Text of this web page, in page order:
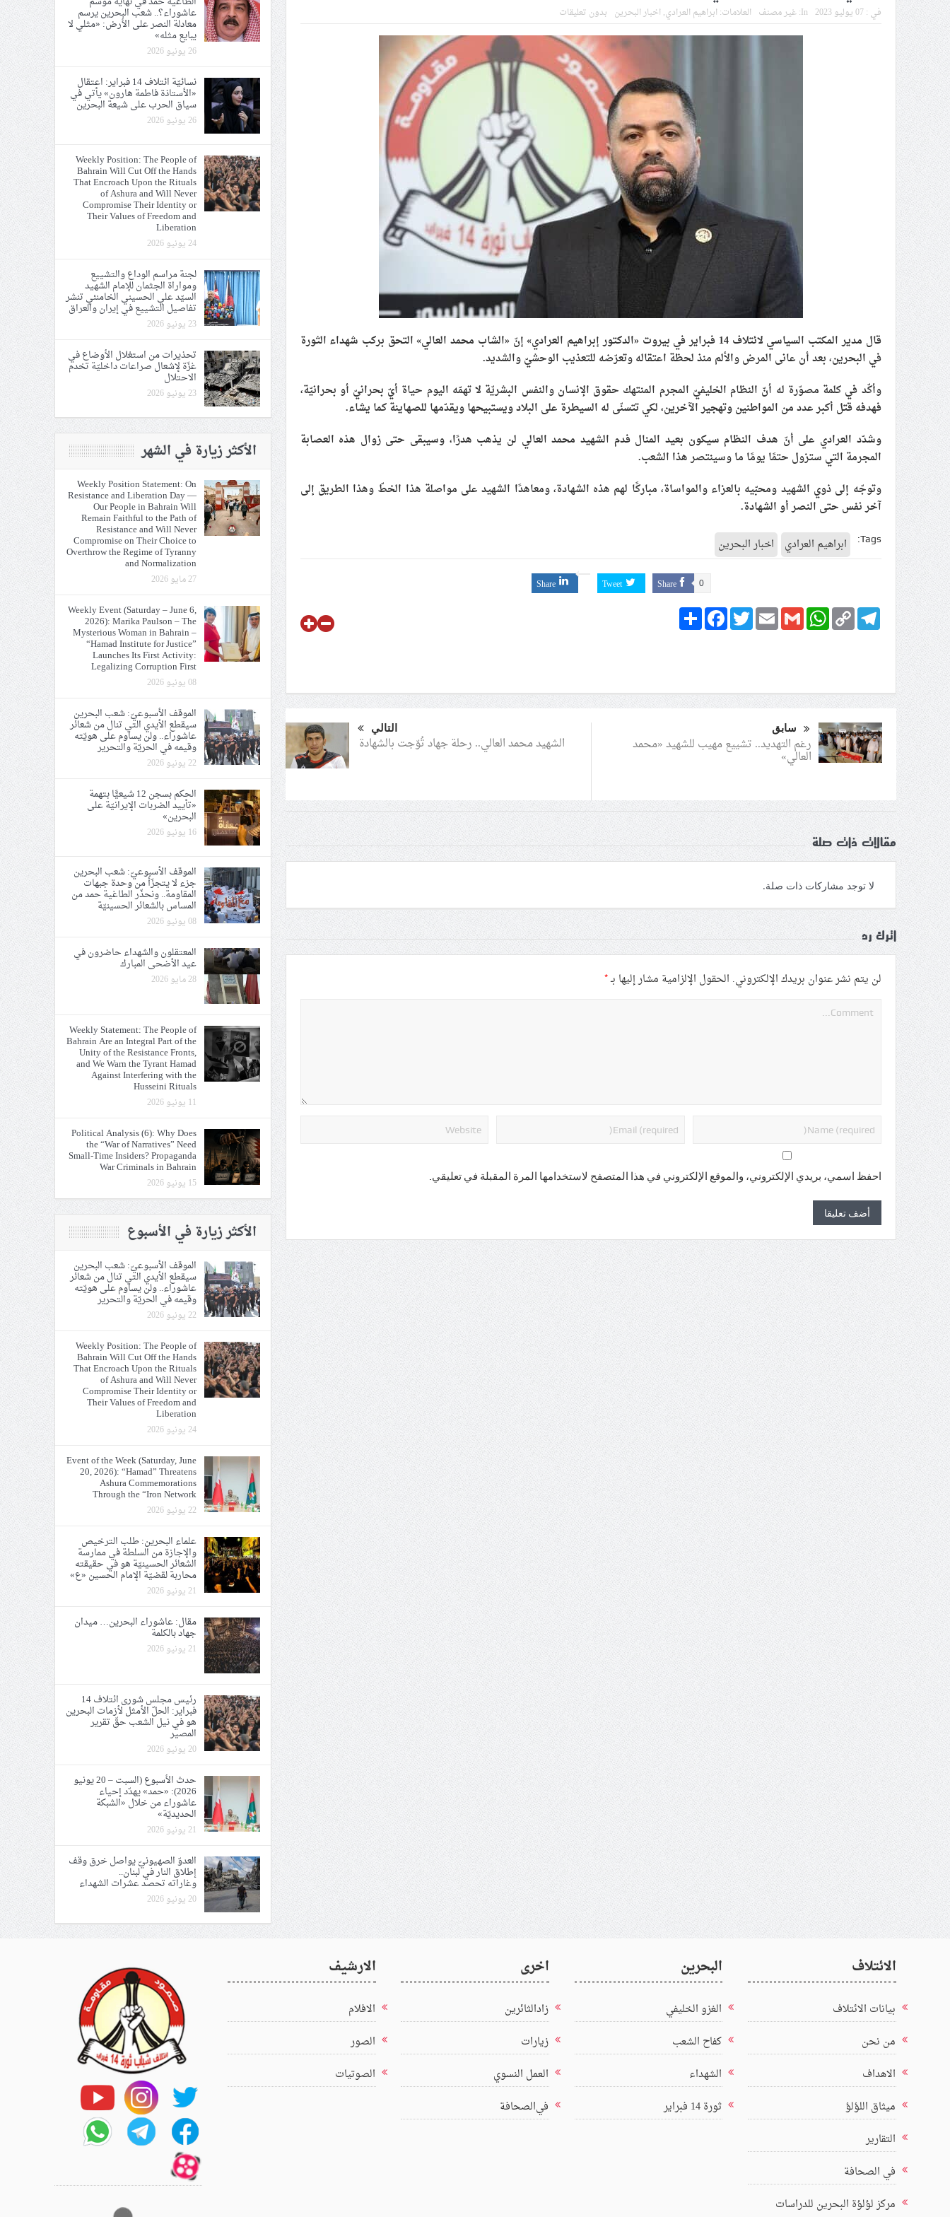
55 مأتمًا وحسينيّة يعترضون على الإجراءات القمعيّة للنظام في موسم عاشوراء
النظام الخليفيّ يدسّ عيونه بين المشاركين في مواكب العزاء ويعتقل العشرات من الشبّان
الموقف الأسبوعيّ: شعب البحرين سيقطع الأيدي التي تنال من شعائر عاشوراء.. ولن يساوم على هويّته وقيمه في الحريّة والتحرير
مقال: عاشوراء البحرين… ميدان جهاد بالكلمة
الفقيه القائد قاسم: لن تقتلوا الحسين.. إنّ الحسين سيقتل طاغوتيّتكم
التحليل السياسيّ (8): ماذا سيقول الطاغية حمد في نهاية موسم عاشوراء؟.. شعب البحرين يرسم معادلة النصر على الأرض: «مثلي لا يبايع
في :07 يوليو 2023 In: غير مصنف العلامات: ابراهيم العرادي, اخبار البحرين بدون تعليقات
قال مدير المكتب السياسي لائتلاف 14 فبراير في بيروت «الدكتور إبراهيم العرادي» إنّ «الشاب محمد العالي» التحق بركب شهداء الثورة
في البحرين، بعد أن عانى المرض والألم منذ لحظة اعتقاله وتعرّضه للتعذيب الوحشيّ والشديد.
وأكّد في كلمة مصوّرة له أنّ النظام الخليفيّ المجرم المنتهك حقوق الإنسان والنفس البشريّة لا تهمّه اليوم حياة أيّ بحرانيّ أو بحرانيّة،
فهدفه قتل أكبر عدد من المواطنين وتهجير الآخرين، لكي تتسنّى له السيطرة على البلاد ويستبيحها ويقدّمها للصهاينة كما يشاء.
وشدّد العرادي على أنّ هدف النظام سيكون بعيد المنال فدم الشهيد محمد العالي لن يذهب هدرًا، وسيبقى حتى زوال هذه العصابة
المجرمة التي ستزول حتمًا يومًا ما وسينتصر هذا الشعب.
وتوجّه إلى ذوي الشهيد ومحبّيه بالعزاء والمواساة، مباركًا لهم هذه الشهادة، ومعاهدًا الشهيد على مواصلة هذا الخطّ وهذا الطريق إلى
آخر نفس حتى النصر أو الشهادة.
Tags: ابراهيم العرادي اخبار البحرين
Share 0
Tweet
Share
Share
FacebookTwitterEmailGmail
WhatsApp Copy
Link
Telegram
سابق
رغم التهديد.. تشييع مهيب للشهيد «محمد
العالي»
التالي
الشهيد محمد العالي.. رحلة جهاد تُوّجت بالشهادة
مقالات ذات صلة
لا توجد مشاركات ذات صلة.
اترك رد
لن يتم نشر عنوان بريدك الإلكتروني. الحقول الإلزامية مشار إليها بـ*
احفظ اسمي، بريدي الإلكتروني، والموقع الإلكتروني في هذا المتصفح لاستخدامها المرة المقبلة في تعليقي.
عاشوراء؟.. شعب البحرين يرسم
معادلة النصر على الأرض: «مثلي لا
يبايع مثله»
26 يونيو 2026
نسائيّة ائتلاف 14 فبراير: اعتقال
«الأستاذة فاطمة هارون» يأتي في
سياق الحرب على شيعة البحرين
26 يونيو 2026
Weekly Position: The People of
Bahrain Will Cut Off the Hands
That Encroach Upon the Rituals
of Ashura and Will Never
Compromise Their Identity or
Their Values of Freedom and
Liberation
24 يونيو 2026
لجنة مراسم الوداع والتشييع
ومواراة الجثمان للإمام الشهيد
السيّد علي الحسيني الخامنئي تنشر
تفاصيل التشييع في إيران والعراق
23 يونيو 2026
تحذيرات من استغلال الأوضاع في
غزّة لإشعال صراعات داخليّة تخدم
الاحتلال
23 يونيو 2026
الأكثر زيارة في الشهر
Weekly Position Statement: On
Resistance and Liberation Day —
Our People in Bahrain Will
Remain Faithful to the Path of
Resistance and Will Never
Compromise on Their Choice to
Overthrow the Regime of Tyranny
and Normalization
27 مايو 2026
Weekly Event (Saturday – June 6,
2026): Marika Paulson – The
Mysterious Woman in Bahrain –
“Hamad Institute for Justice”
Launches Its First Activity:
Legalizing Corruption First
08 يونيو 2026
الموقف الأسبوعيّ: شعب البحرين
سيقطع الأيدي التي تنال من شعائر
عاشوراء.. ولن يساوم على هويّته
وقيمه في الحريّة والتحرير
22 يونيو 2026
الحكم بسجن 12 شيعيًّا بتهمة
«تأييد الضربات الإيرانيّة على
البحرين»
16 يونيو 2026
الموقف الأسبوعيّ: شعب البحرين
جزء لا يتجزّأ من وحدة جبهات
المقاومة.. ونحذّر الطاغية حمد من
المساس بالشعائر الحسينيّة
08 يونيو 2026
المعتقلون والشهداء حاضرون في
عيد الأضحى المبارك
28 مايو 2026
Weekly Statement: The People of
Bahrain Are an Integral Part of the
Unity of the Resistance Fronts,
and We Warn the Tyrant Hamad
Against Interfering with the
Husseini Rituals
11 يونيو 2026
Political Analysis (6): Why Does
the “War of Narratives” Need
Small-Time Insiders? Propaganda
War Criminals in Bahrain
15 يونيو 2026
الأكثر زيارة في الأسبوع
الموقف الأسبوعيّ: شعب البحرين
سيقطع الأيدي التي تنال من شعائر
عاشوراء.. ولن يساوم على هويّته
وقيمه في الحريّة والتحرير
22 يونيو 2026
Weekly Position: The People of
Bahrain Will Cut Off the Hands
That Encroach Upon the Rituals
of Ashura and Will Never
Compromise Their Identity or
Their Values of Freedom and
Liberation
24 يونيو 2026
Event of the Week (Saturday, June
20, 2026): “Hamad” Threatens
Ashura Commemorations
Through the “Iron Network
22 يونيو 2026
علماء البحرين: طلب الترخيص
والإجازة من السلطة في ممارسة
الشعائر الحسينيّة هو في حقيقته
محاربة لقضيّة الإمام الحسين «ع»
21 يونيو 2026
مقال: عاشوراء البحرين… ميدان
جهاد بالكلمة
21 يونيو 2026
رئيس مجلس شورى ائتلاف 14
فبراير: الحلّ الأمثل لأزمات البحرين
هو في نيل الشعب حقّ تقرير
المصير
20 يونيو 2026
حدث الأسبوع (السبت – 20 يونيو
2026): «حمد» يهدّد إحياء
عاشوراء من خلال «الشبكة
الحديديّة»
21 يونيو 2026
العدوّ الصهيونيّ يواصل خرق وقف
إطلاق النار في لبنان..
وغاراته تحصد عشرات الشهداء
20 يونيو 2026
الائتلاف
بيانات الائتلاف
من نحن
الاهداف
ميثاق اللؤلؤ
التقارير
في الصحافة
مركز لؤلؤة البحرين للدراسات
البحرين
الغزو الخليفي
كفاح الشعب
الشهداء
ثورة 14 فبراير
اخرى
زادالثائرين
زيارات
العمل النسوي
في‌الصحافة
الارشيف
الافلام
الصور
الصوتيات